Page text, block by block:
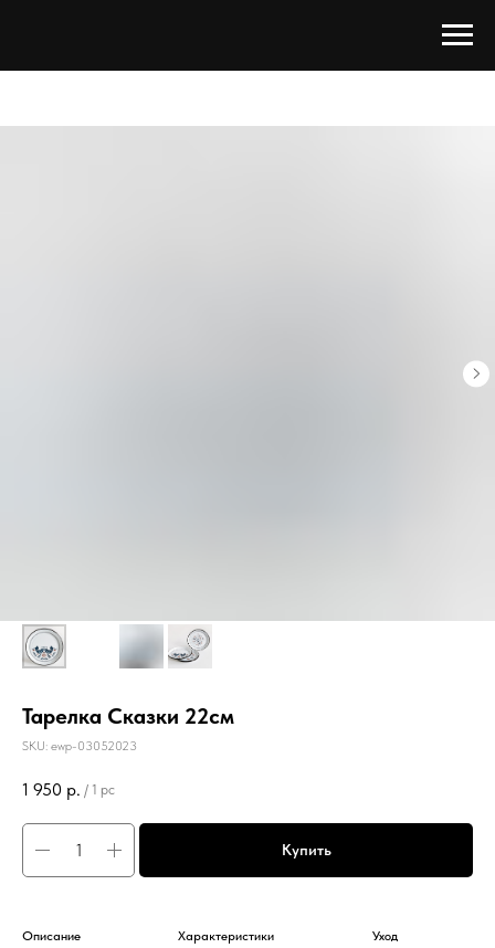
Тарелка Сказки 22см
SKU: ewp-03052023
1 950 р. / 1 pc
Купить
Описание Характеристики Уход